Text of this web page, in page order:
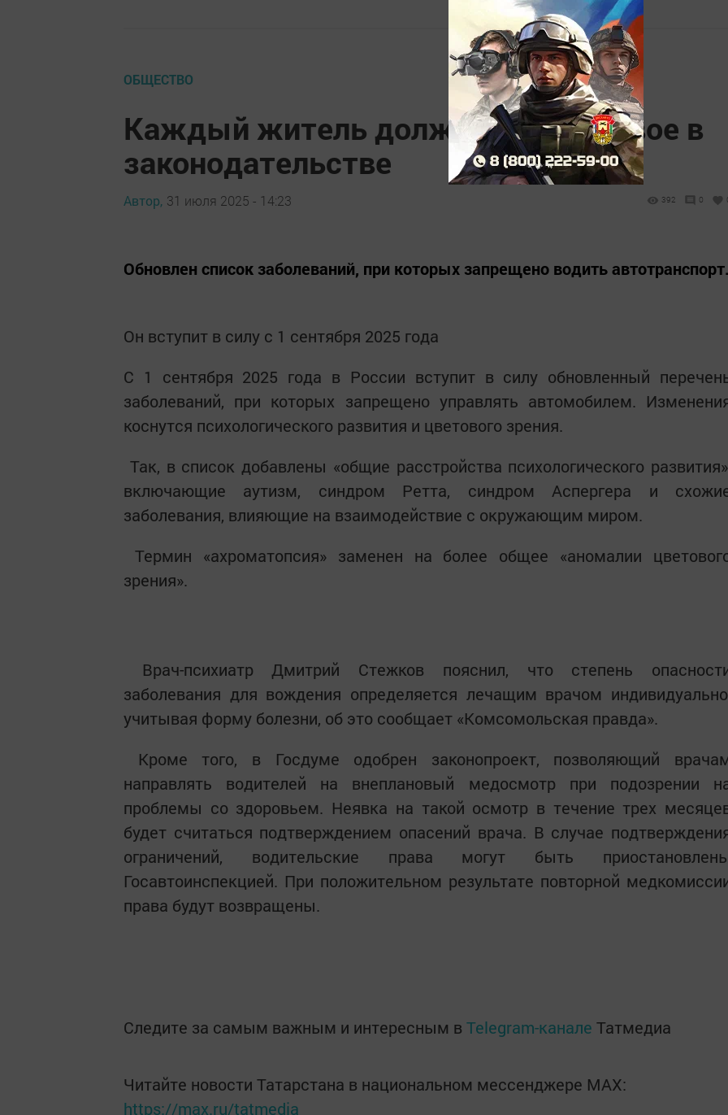
ОБЩЕСТВО
Каждый житель должен знать: новое в
законодательстве
Автор, 31 июля 2025 - 14:23 392 0
Обновлен список заболеваний, при которых запрещено водить автотранспорт.
Он вступит в силу с 1 сентября 2025 года
С 1 сентября 2025 года в России вступит в силу обновленный
заболеваний, при которых запрещено управлять автомобилем.
коснутся психологического развития и цветового зрения.
Так, в список добавлены «общие расстройства психологического
включающие аутизм, синдром Ретта, синдром Аспергера и
заболевания, влияющие на взаимодействие с окружающим миром.
Термин «ахроматопсия» заменен на более общее «аномалии
зрения».
Врач-психиатр Дмитрий Стежков пояснил, что степень
заболевания для вождения определяется лечащим врачом
учитывая форму болезни, об это сообщает «Комсомольская правда».
Кроме того, в Госдуме одобрен законопроект, позволяющий
направлять водителей на внеплановый медосмотр при подозрении
проблемы со здоровьем. Неявка на такой осмотр в течение трех
будет считаться подтверждением опасений врача. В случае
ограничений, водительские права могут быть
Госавтоинспекцией. При положительном результате повторной
права будут возвращены.
Следите за самым важным и интересным в Telegram-канале Татмедиа
Читайте новости Татарстана в национальном мессенджере MАХ:
https://max.ru/tatmedia